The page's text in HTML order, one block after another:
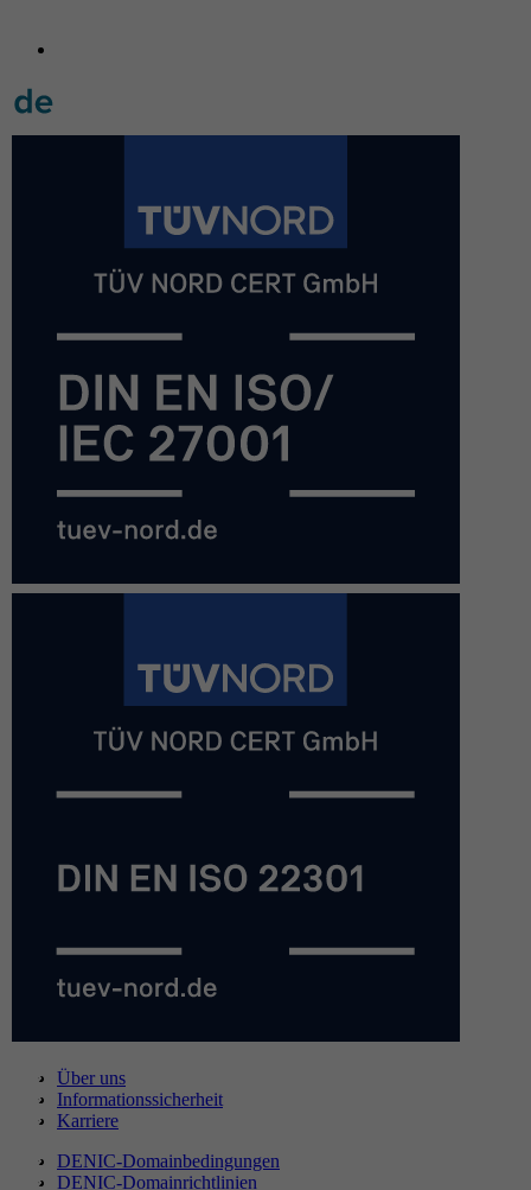
Über uns
Informationssicherheit
Karriere
DENIC-Domainbedingungen
DENIC-Domainrichtlinien